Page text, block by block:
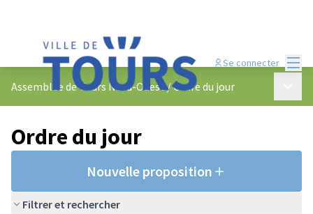
Se connecter
Assemblée de Tours Nord-Ouest/Ordre du jour
Ordre du jour
Nouvelle proposition
Filtrer et rechercher